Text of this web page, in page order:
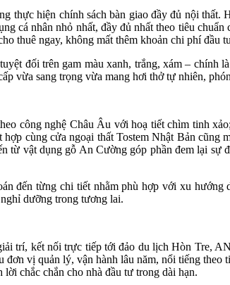
thực hiện chính sách bàn giao đầy đủ nội thất.
cá nhân nhỏ nhất, đầy đủ nhất theo tiêu chuẩn
thuê ngay, không mất thêm khoản chi phí đầu
đối trên gam màu xanh, trắng, xám – chính
vừa sang trọng vừa mang hơi thở tự nhiên,
công nghệ Châu Âu với hoạ tiết chìm tinh
cùng cửa ngoại thất Tostem Nhật Bản cũng
vật dụng gỗ An Cường góp phần đem lại sự
đến từng chi tiết nhằm phù hợp với xu hướng
dưỡng trong tương lai.
trí, kết nối trực tiếp tới đảo du lịch Hòn Tre,
vị quản lý, vận hành lâu năm, nổi tiếng theo
chắc chắn cho nhà đầu tư trong dài hạn.